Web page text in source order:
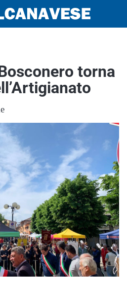
torna